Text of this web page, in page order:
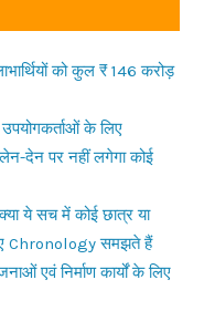
को कुल ₹ 146 करोड़
के लिए
देन पर नहीं लगेगा कोई
ये सच में कोई छात्र या
Chronology समझते हैं
एवं निर्माण कार्यों के लिए